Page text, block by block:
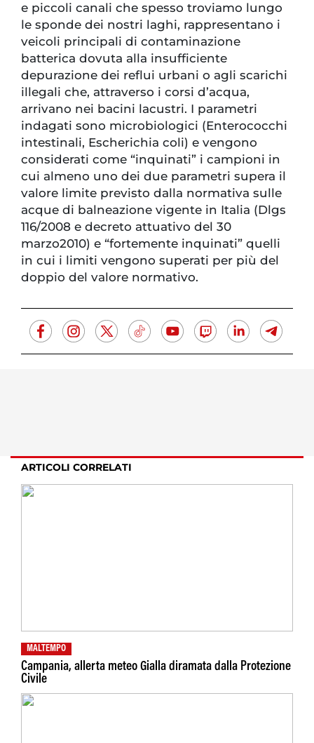
e piccoli canali che spesso troviamo lungo
le sponde dei nostri laghi, rappresentano i
veicoli principali di contaminazione
batterica dovuta alla insufficiente
depurazione dei reflui urbani o agli scarichi
illegali che, attraverso i corsi d’acqua,
arrivano nei bacini lacustri. I parametri
indagati sono microbiologici (Enterococchi
intestinali, Escherichia coli) e vengono
considerati come “inquinati” i campioni in
cui almeno uno dei due parametri supera il
valore limite previsto dalla normativa sulle
acque di balneazione vigente in Italia (Dlgs
116/2008 e decreto attuativo del 30
marzo2010) e “fortemente inquinati” quelli
in cui i limiti vengono superati per più del
doppio del valore normativo.
ARTICOLI CORRELATI
MALTEMPO
Campania, allerta meteo Gialla diramata dalla Protezione
Civile